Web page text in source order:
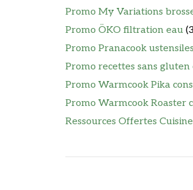
Promo My Variations
Promo ÖKO filtration eau
Promo Pranacook
Promo recettes sans
Promo Warmcook Pika
Promo Warmcook Roaster
Ressources Offertes